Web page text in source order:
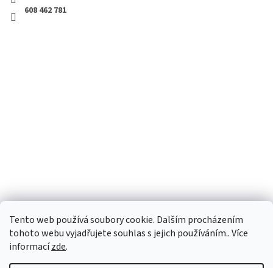
Tento web používá soubory cookie. Dalším procházením
tohoto webu vyjadřujete souhlas s jejich používáním.. Více
informacízde.
608 462 781